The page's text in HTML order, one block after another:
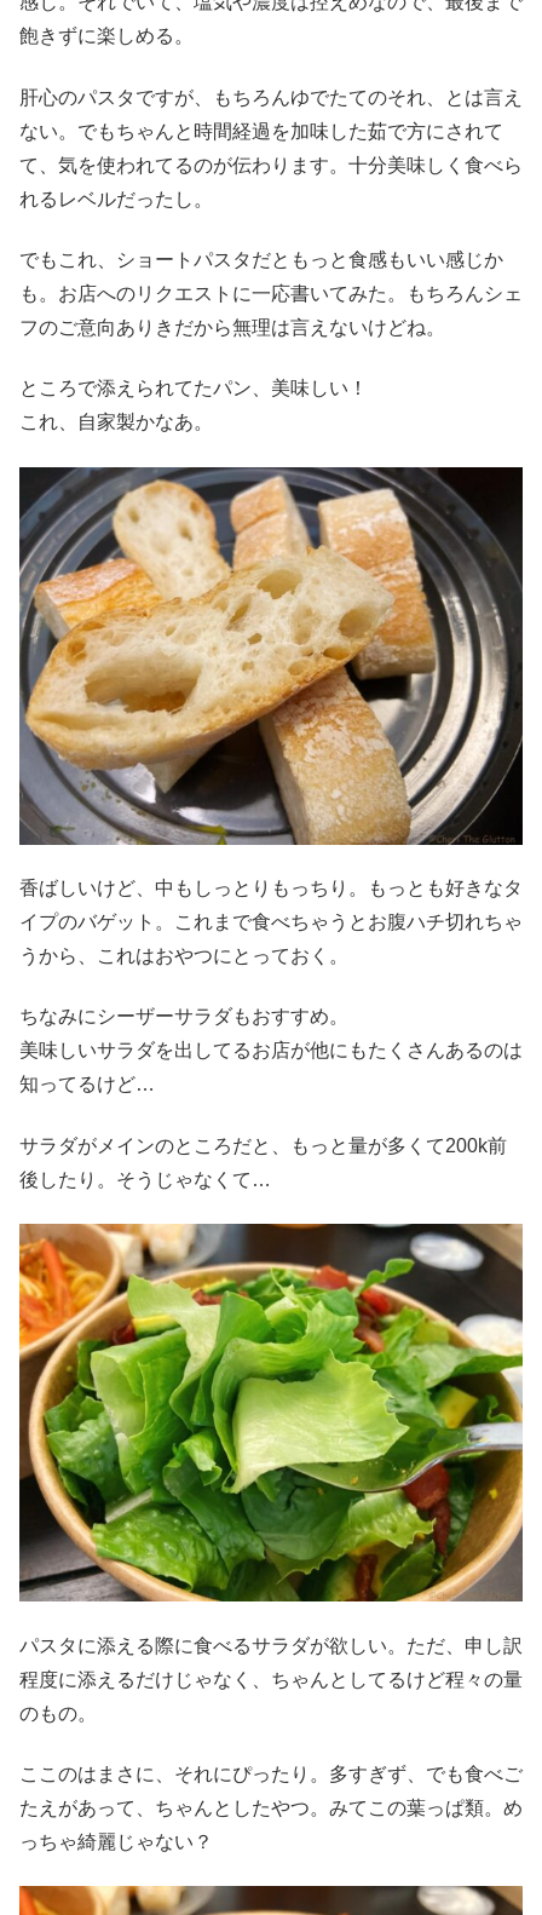
飽きずに楽しめる。
肝心のパスタですが、もちろんゆでたてのそれ、とは言え
ない。でもちゃんと時間経過を加味した茹で方にされて
て、気を使われてるのが伝わります。十分美味しく食べら
れるレベルだったし。
でもこれ、ショートパスタだともっと食感もいい感じか
も。お店へのリクエストに一応書いてみた。もちろんシェ
フのご意向ありきだから無理は言えないけどね。
ところで添えられてたパン、美味しい！
これ、自家製かなあ。
香ばしいけど、中もしっとりもっちり。もっとも好きなタ
イプのバゲット。これまで食べちゃうとお腹ハチ切れちゃ
うから、これはおやつにとっておく。
ちなみにシーザーサラダもおすすめ。
美味しいサラダを出してるお店が他にもたくさんあるのは
知ってるけど…
サラダがメインのところだと、もっと量が多くて200k前
後したり。そうじゃなくて…
パスタに添える際に食べるサラダが欲しい。ただ、申し訳
程度に添えるだけじゃなく、ちゃんとしてるけど程々の量
のもの。
ここのはまさに、それにぴったり。多すぎず、でも食べご
たえがあって、ちゃんとしたやつ。みてこの葉っぱ類。め
っちゃ綺麗じゃない？